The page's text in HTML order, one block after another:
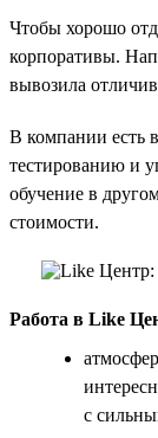
Чтобы хорошо
корпоративы.
вывозила
В компании есть
тестированию и
обучение в
стоимости.
Работа в Like
с